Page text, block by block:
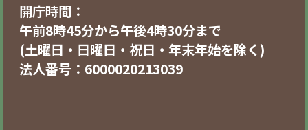
開庁時間：
午前8時45分から午後4時30分まで
(土曜日・日曜日・祝日・年末年始を除く)
法人番号：6000020213039